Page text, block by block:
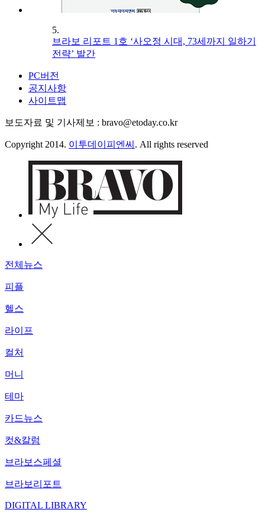
5.
브라보 리포트 1호 ‘사오정 시대, 73세까지 일하기
전략’ 발간
PC버전
공지사항
사이트맵
보도자료 및 기사제보 : bravo@etoday.co.kr
Copyright 2014. 이투데이피엔씨 . All rights reserved
전체뉴스
피플
헬스
라이프
컬처
머니
테마
카드뉴스
컷&칼럼
브라보스페셜
브라보리포트
DIGITAL LIBRARY